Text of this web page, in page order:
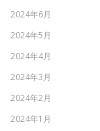
2024年6月
2024年5月
2024年4月
2024年3月
2024年2月
2024年1月